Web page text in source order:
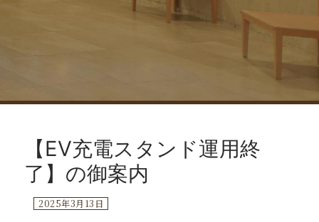
【EV充電スタンド運用終
了】の御案内
2025年3月13日